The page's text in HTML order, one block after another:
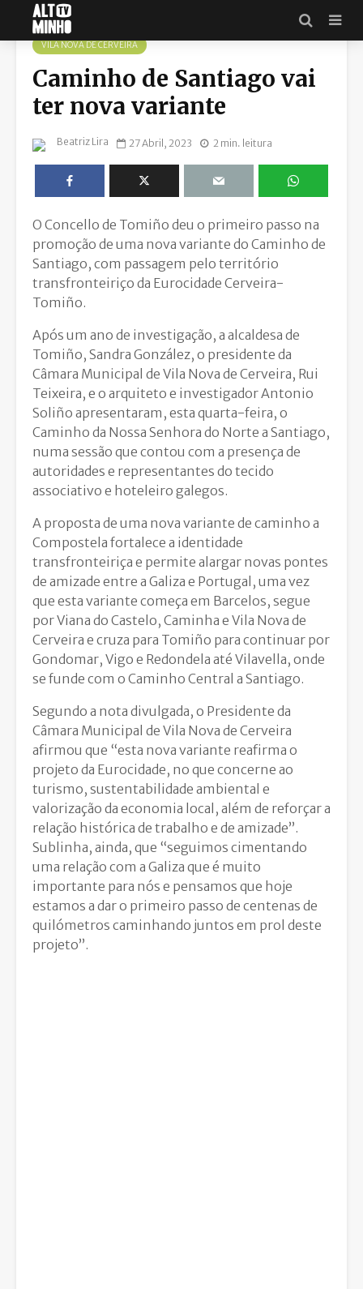
VILA NOVA DE CERVEIRA
Caminho de Santiago vai
ter nova variante
Beatriz Lira 27 Abril, 2023 2 min. leitura
O Concello de Tomiño deu o primeiro passo na
promoção de uma nova variante do Caminho de
Santiago, com passagem pelo território
transfronteiriço da Eurocidade Cerveira-
Tomiño.
Após um ano de investigação, a alcaldesa de
Tomiño, Sandra González, o presidente da
Câmara Municipal de Vila Nova de Cerveira, Rui
Teixeira, e o arquiteto e investigador Antonio
Soliño apresentaram, esta quarta-feira, o
Caminho da Nossa Senhora do Norte a Santiago,
numa sessão que contou com a presença de
autoridades e representantes do tecido
associativo e hoteleiro galegos.
A proposta de uma nova variante de caminho a
Compostela fortalece a identidade
transfronteiriça e permite alargar novas pontes
de amizade entre a Galiza e Portugal, uma vez
que esta variante começa em Barcelos, segue
por Viana do Castelo, Caminha e Vila Nova de
Cerveira e cruza para Tomiño para continuar por
Gondomar, Vigo e Redondela até Vilavella, onde
se funde com o Caminho Central a Santiago.
Segundo a nota divulgada, o Presidente da
Câmara Municipal de Vila Nova de Cerveira
afirmou que “esta nova variante reafirma o
projeto da Eurocidade, no que concerne ao
turismo, sustentabilidade ambiental e
valorização da economia local, além de reforçar a
relação histórica de trabalho e de amizade”.
Sublinha, ainda, que “seguimos cimentando
uma relação com a Galiza que é muito
importante para nós e pensamos que hoje
estamos a dar o primeiro passo de centenas de
quilómetros caminhando juntos em prol deste
projeto”.